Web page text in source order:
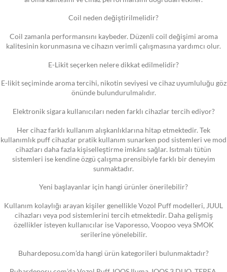
Coil neden değiştirilmelidir?
Coil zamanla performansını kaybeder. Düzenli coil değişimi aroma
kalitesinin korunmasına ve cihazın verimli çalışmasına yardımcı olur.
E-Likit seçerken nelere dikkat edilmelidir?
E-likit seçiminde aroma tercihi, nikotin seviyesi ve cihaz uyumluluğu göz
önünde bulundurulmalıdır.
Elektronik sigara kullanıcıları neden farklı cihazlar tercih ediyor?
Her cihaz farklı kullanım alışkanlıklarına hitap etmektedir. Tek
kullanımlık puff cihazlar pratik kullanım sunarken pod sistemleri ve mod
cihazları daha fazla kişiselleştirme imkânı sağlar. Isıtmalı tütün
sistemleri ise kendine özgü çalışma prensibiyle farklı bir deneyim
sunmaktadır.
Yeni başlayanlar için hangi ürünler önerilebilir?
Kullanım kolaylığı arayan kişiler genellikle Vozol Puff modelleri, JUUL
cihazları veya pod sistemlerini tercih etmektedir. Daha gelişmiş
özellikler isteyen kullanıcılar ise Vaporesso, Voopoo veya SMOK
serilerine yönelebilir.
Buhardeposu.com’da hangi ürün kategorileri bulunmaktadır?